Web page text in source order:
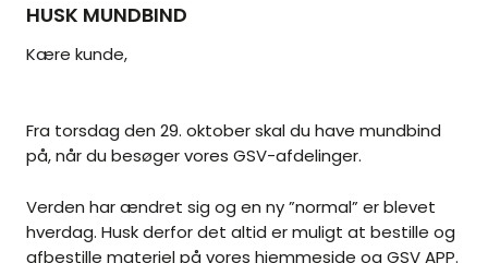
HUSK MUNDBIND
Kære kunde,
Fra torsdag den 29. oktober skal du have mundbind
på, når du besøger vores GSV-afdelinger.
Verden har ændret sig og en ny ”normal” er blevet
hverdag. Husk derfor det altid er muligt at bestille og
afbestille materiel på vores hjemmeside og GSV APP.